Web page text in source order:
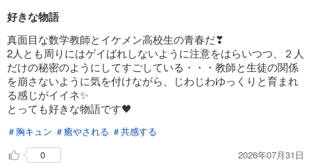
好きな物語
真面目な数学教師とイケメン高校生の青春だ❣
2人とも周りにはゲイばれしないように注意をはらいつつ、２人
だけの秘密のようにしてすごしている・・・教師と生徒の関係
を崩さないように気を付けながら、じわじわゆっくりと育まれ
る感じがイイネ✨️
とっても好きな物語です🖤
＃胸キュン ＃癒やされる ＃共感する
0
2026年07月31日